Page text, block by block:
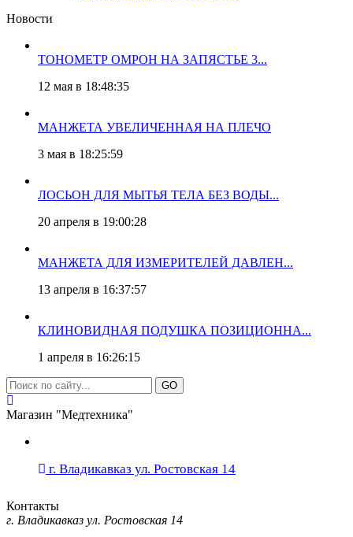
Новости
ТОНОМЕТР ОМРОН НА ЗАПЯСТЬЕ 3...
12 мая в 18:48:35
МАНЖЕТА УВЕЛИЧЕННАЯ НА ПЛЕЧО
3 мая в 18:25:59
ЛОСЬОН ДЛЯ МЫТЬЯ ТЕЛА БЕЗ ВОДЫ...
20 апреля в 19:00:28
МАНЖЕТА ДЛЯ ИЗМЕРИТЕЛЕЙ ДАВЛЕН...
13 апреля в 16:37:57
КЛИНОВИДНАЯ ПОДУШКА ПОЗИЦИОННА...
1 апреля в 16:26:15
GO
Магазин "Медтехника"
г. Владикавказ ул. Ростовская 14
Контакты
г. Владикавказ ул. Ростовская 14